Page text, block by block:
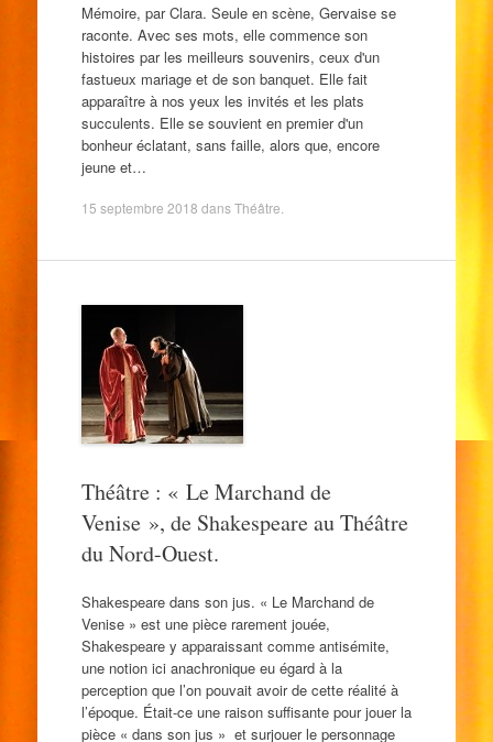
Mémoire, par Clara. Seule en scène, Gervaise se
raconte. Avec ses mots, elle commence son
histoires par les meilleurs souvenirs, ceux d'un
fastueux mariage et de son banquet. Elle fait
apparaître à nos yeux les invités et les plats
succulents. Elle se souvient en premier d'un
bonheur éclatant, sans faille, alors que, encore
jeune et…
15 septembre 2018 dansThéâtre
Théâtre : « Le Marchand de
Venise », de Shakespeare au Théâtre
du Nord-Ouest.
Shakespeare dans son jus. « Le Marchand de
Venise » est une pièce rarement jouée,
Shakespeare y apparaissant comme antisémite,
une notion ici anachronique eu égard à la
perception que l’on pouvait avoir de cette réalité à
l’époque. Était-ce une raison suffisante pour jouer la
pièce « dans son jus » et surjouer le personnage